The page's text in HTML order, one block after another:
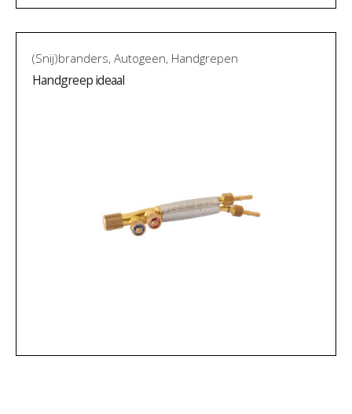
(Snij)branders, Autogeen, Handgrepen
Handgreep ideaal